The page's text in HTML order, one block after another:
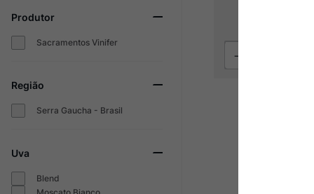
Produtor
Sacramentos Vinifer
Região
Serra Gaucha - Brasil
Uva
Blend